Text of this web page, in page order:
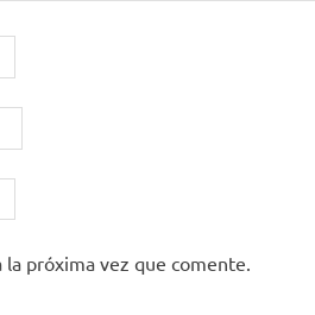
próxima vez que comente.